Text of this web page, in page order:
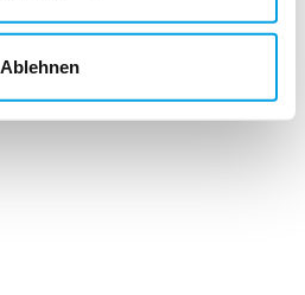
Ablehnen